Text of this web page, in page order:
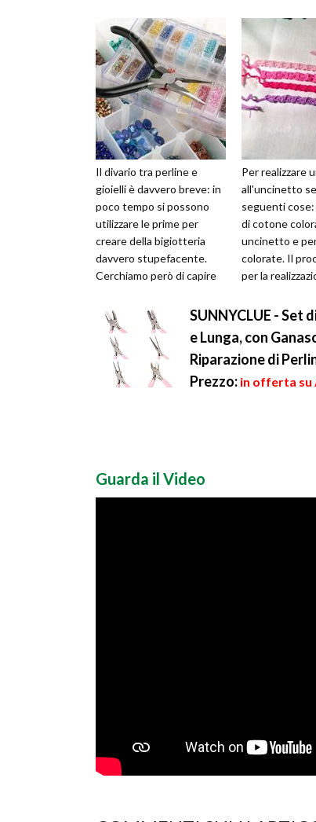
Il divario tra perline e
gioielli è davvero breve: in
poco tempo si possono
utilizzare le prime per
creare della bigiotteria
davvero stupefacente.
Cerchiamo però di capire
indispensa...
Per realizzare
all'uncinetto
seguenti
di cotone
uncinetto e
colorate. Il
per la
SUNNYCLUE - Set
e Lunga, con
Riparazione di
Prezzo: in offerta su
Guarda il Video